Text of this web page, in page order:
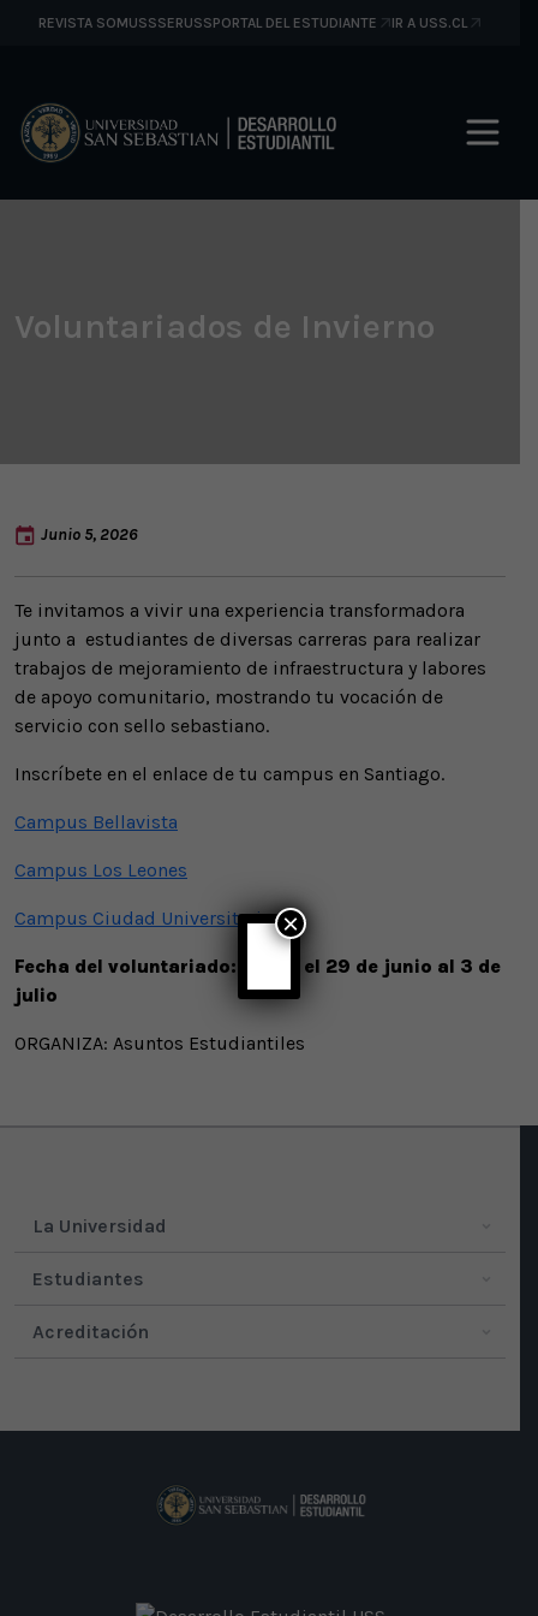
REVISTA SOMUSSSERUSSPORTAL DEL ESTUDIANTE IR A USS.CL
Voluntariados de Invierno
Junio 5, 2026
Te invitamos a vivir una experiencia transformadora
junto a estudiantes de diversas carreras para realizar
trabajos de mejoramiento de infraestructura y labores
de apoyo comunitario, mostrando tu vocación de
servicio con sello sebastiano.
Inscríbete en el enlace de tu campus en Santiago.
Campus Bellavista
Campus Los Leones
Campus Ciudad Universitaria
Fecha del voluntariado: Desde el 29 de junio al 3 de
julio
ORGANIZA: Asuntos Estudiantiles
La Universidad
Estudiantes
Acreditación
×